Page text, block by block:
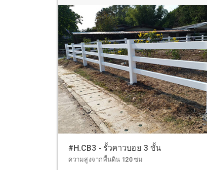
#H.CB3 - รั้วคาวบอย 3 ชั้น
ความสูงจากพื้นดิน 120 ซม